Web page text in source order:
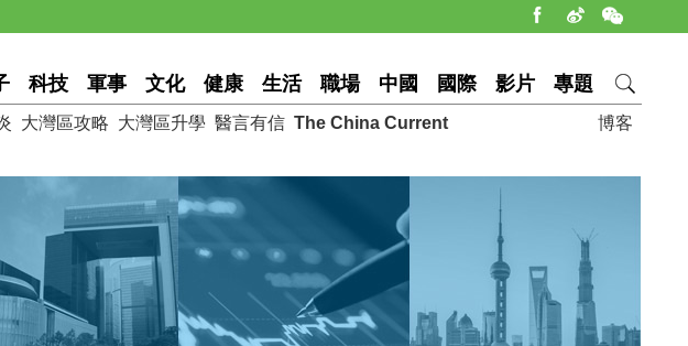
科技 軍事 文化 健康 生活 職場 中國 國際 影片 專題
博客
大灣區攻略 大灣區升學 醫言有信 The China Current